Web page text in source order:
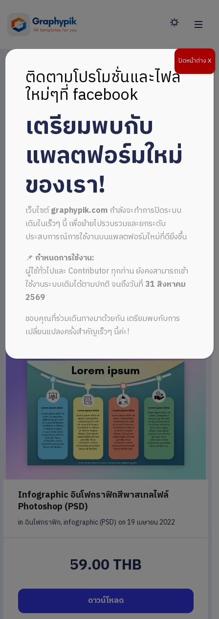
Infographic อินโฟกราฟิกสีพาสเทลไฟล์
Photoshop (PSD)
in อินโฟกราฟิก, infographic (PSD) on 19 เมษายน 2022
59.00 THB
ดาวน์โหลด
ติดตามโปรโมชั่นและไฟล์
ใหม่ๆที่ facebook
เตรียมพบกับ
แพลตฟอร์มใหม่
ของเรา!
เว็บไซต์graphypik.comกำลังจะทำการปิดระบบ
เดิมในเร็วๆ นี้ เพื่อย้ายไปรวบรวมและยกระดับ
ประสบการณ์การใช้งานบนแพลตฟอร์มใหม่ที่ดียิ่งขึ้น
📌กำหนดการใช้งาน:
ผู้ใช้ทั่วไปและ Contributor ทุกท่าน ยังคงสามารถเข้า
ใช้งานระบบเดิมได้ตามปกติ จนถึงวันที่ 31 สิงหาคม
2569
ขอบคุณที่ร่วมเดินทางมาด้วยกัน เตรียมพบกับการ
เปลี่ยนแปลงครั้งสำคัญเร็วๆ นี้ค่ะ!
ปิดหน้าต่าง X